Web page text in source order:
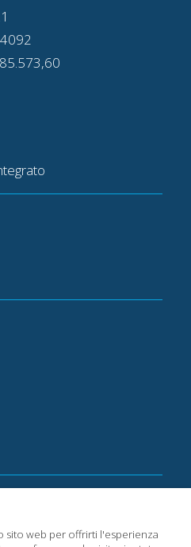
sito web per offrirti l'esperienza